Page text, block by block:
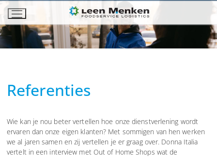
Ga
naar
de
inhoud
Referenties
Wie kan je nou beter vertellen hoe onze dienstverlening wordt
ervaren dan onze eigen klanten? Met sommigen van hen werken
we al jaren samen en zij vertellen je er graag over. Donna Italia
vertelt in een interview met Out of Home Shops wat de